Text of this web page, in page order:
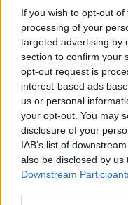
If you wish to opt-out
processing of your
targeted advertising by
section to confirm your
opt-out request is
interest-based ads
us or personal
your opt-out. You may
disclosure of your
IAB’s list of
also be disclosed by
Downstream
DEBATT:
DEBATT 02 maj 2026
Annons:
Politisk annons
Avsändare:
Läs mer här